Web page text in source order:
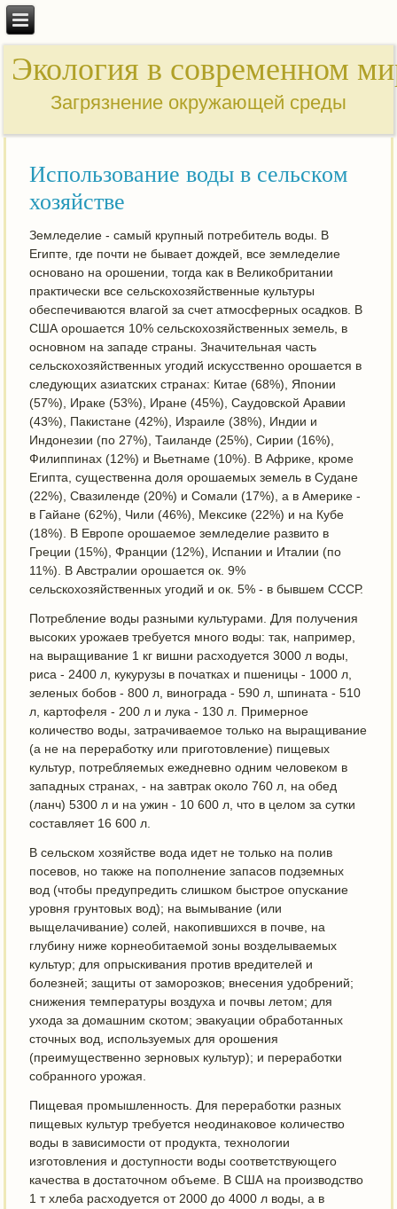
Экология в современном
Загрязнение окружающей среды
Использование воды в сельском
хозяйстве
Земледелие - самый крупный потребитель воды. В
Египте, где почти не бывает дождей, все земледелие
основано на орошении, тогда как в Великобритании
практически все сельскохозяйственные культуры
обеспечиваются влагой за счет атмосферных осадков. В
США орошается 10% сельскохозяйственных земель, в
основном на западе страны. Значительная часть
сельскохозяйственных угодий искусственно орошается в
следующих азиатских странах: Китае (68%), Японии
(57%), Ираке (53%), Иране (45%), Саудовской Аравии
(43%), Пакистане (42%), Израиле (38%), Индии и
Индонезии (по 27%), Таиланде (25%), Сирии (16%),
Филиппинах (12%) и Вьетнаме (10%). В Африке, кроме
Египта, существенна доля орошаемых земель в Судане
(22%), Свазиленде (20%) и Сомали (17%), а в Америке -
в Гайане (62%), Чили (46%), Мексике (22%) и на Кубе
(18%). В Европе орошаемое земледелие развито в
Греции (15%), Франции (12%), Испании и Италии (по
11%). В Австралии орошается ок. 9%
сельскохозяйственных угодий и ок. 5% - в бывшем СССР.
Потребление воды разными культурами. Для получения
высоких урожаев требуется много воды: так, например,
на выращивание 1 кг вишни расходуется 3000 л воды,
риса - 2400 л, кукурузы в початках и пшеницы - 1000 л,
зеленых бобов - 800 л, винограда - 590 л, шпината - 510
л, картофеля - 200 л и лука - 130 л. Примерное
количество воды, затрачиваемое только на выращивание
(а не на переработку или приготовление) пищевых
культур, потребляемых ежедневно одним человеком в
западных странах, - на завтрак около 760 л, на обед
(ланч) 5300 л и на ужин - 10 600 л, что в целом за сутки
составляет 16 600 л.
В сельском хозяйстве вода идет не только на полив
посевов, но также на пополнение запасов подземных
вод (чтобы предупредить слишком быстрое опускание
уровня грунтовых вод); на вымывание (или
выщелачивание) солей, накопившихся в почве, на
глубину ниже корнеобитаемой зоны возделываемых
культур; для опрыскивания против вредителей и
болезней; защиты от заморозков; внесения удобрений;
снижения температуры воздуха и почвы летом; для
ухода за домашним скотом; эвакуации обработанных
сточных вод, используемых для орошения
(преимущественно зерновых культур); и переработки
собранного урожая.
Пищевая промышленность. Для переработки разных
пищевых культур требуется неодинаковое количество
воды в зависимости от продукта, технологии
изготовления и доступности воды соответствующего
качества в достаточном объеме. В США на производство
1 т хлеба расходуется от 2000 до 4000 л воды, а в